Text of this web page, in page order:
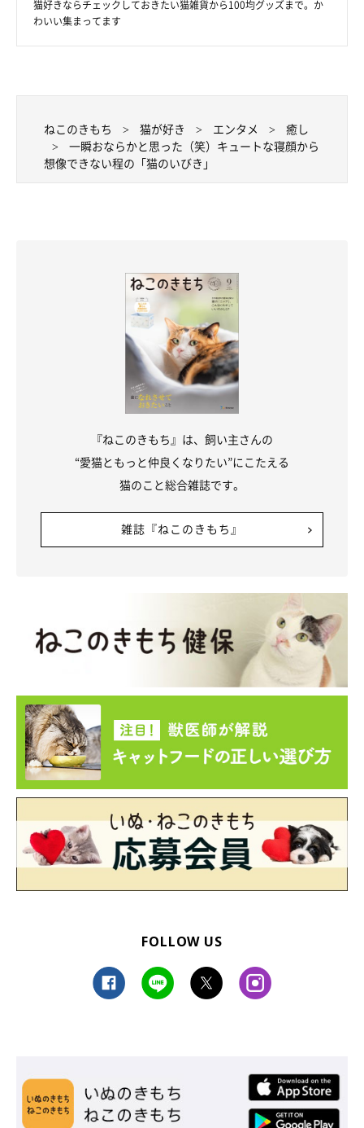
完全に溶けてしまうてんぷらくん でした。そんな場所で眠れるな
んて、さすが猫！ 改めて、猫の体のやわらかさを教えてくれま
こちらの動画には、Twitterユーザーから「猫は液体って本当だ
る意味イリュージョンですね」 と反響が寄せられたのでした。
— みかんとじろうさんち (@jirosan77)July 3, 2020
可愛いてんぷらくんについて、飼い主さんに
お話を聞いてみた！
猫好きならチェックしておきたい猫雑貨から100均グッズまで。か
わいい集まってます
ねこのきもち 猫が好き エンタメ
癒し
一瞬おならかと思った（笑）キュートな寝顔から
想像できない程の「猫のいびき」
『ねこのきもち』は、飼い主さんの
“愛猫ともっと仲良くなりたい”にこたえる
猫のこと総合雑誌です。
雑誌『ねこのきもち』
FOLLOW US